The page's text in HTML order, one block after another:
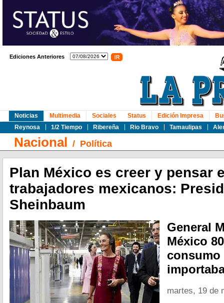
Ediciones Anteriores
Noticias
Reynosa
1/2 Tiempo Ribereña Rio Bravo Tamaulipas
Multimedia Sociales Status Edición Impresa
Nacional / Política
Plan México es creer y pensar
trabajadores mexicanos:
Sheinbaum
General
México
consumo
martes, 19 de